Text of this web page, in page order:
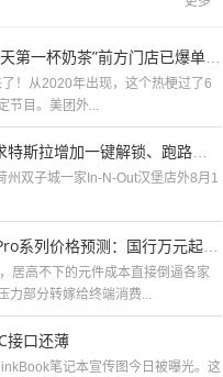
！从2020年出现，这个热梗过了6
节目。美团外...
双子城一家In-N-Out汉堡店外8月1
居高不下的元件成本直接倒逼各家
力部分转嫁给终端消费...
接口还薄
笔记本宣传图今日被曝光。这